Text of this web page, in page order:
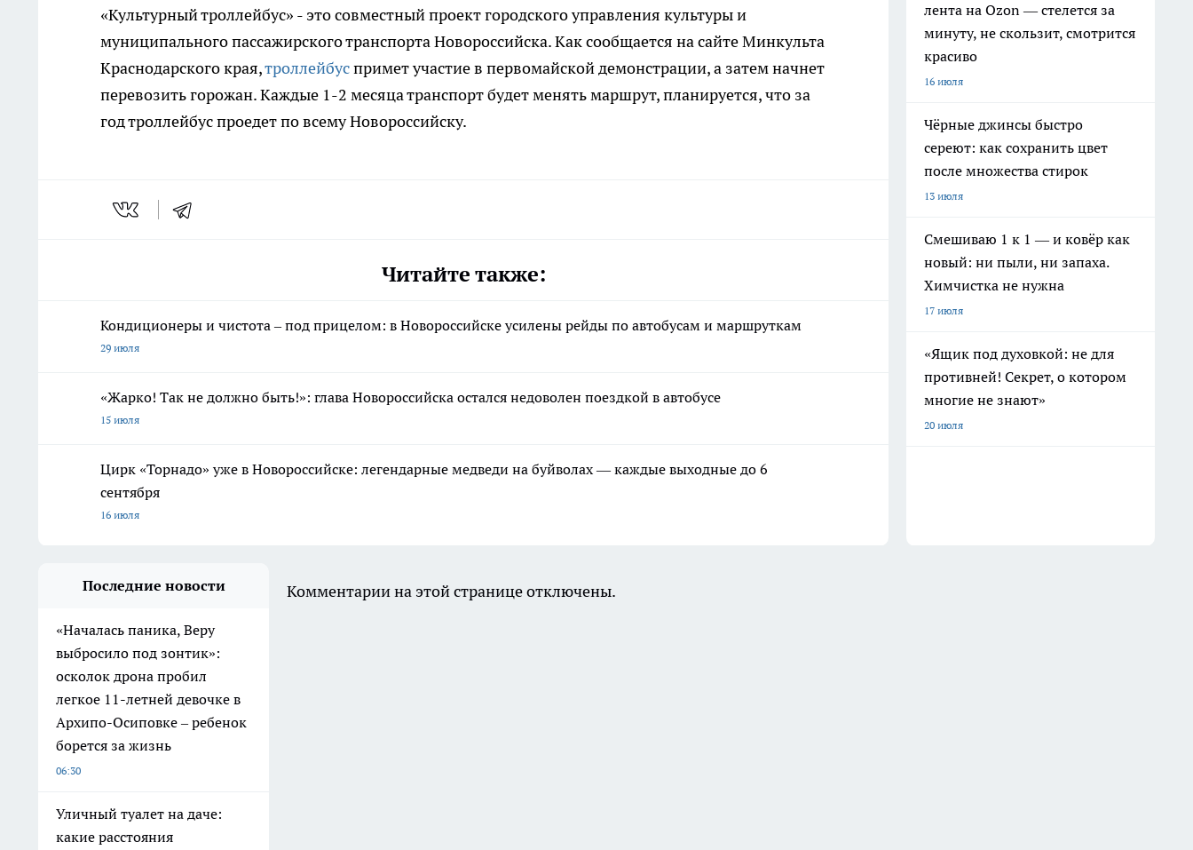
«Культурный троллейбус» - это совместный проект городского управления культуры и
муниципального пассажирского транспорта Новороссийска. Как сообщается на сайте Минкульта
Краснодарского края,троллейбуспримет участие в первомайской демонстрации, а затем начнет
перевозить горожан. Каждые 1-2 месяца транспорт будет менять маршрут, планируется, что за
год троллейбус проедет по всему Новороссийску.
Читайте также:
Кондиционеры и чистота – под прицелом: в Новороссийске усилены рейды по автобусам и маршруткам
29 июля
«Жарко! Так не должно быть!»: глава Новороссийска остался недоволен поездкой в автобусе
15 июля
Цирк «Торнадо» уже в Новороссийске: легендарные медведи на буйволах — каждые выходные до 6
сентября
16 июля
лента на Ozon — стелется за
минуту, не скользит, смотрится
красиво
16 июля
Чёрные джинсы быстро
сереют: как сохранить цвет
после множества стирок
13 июля
Смешиваю 1 к 1 — и ковёр как
новый: ни пыли, ни запаха.
Химчистка не нужна
17 июля
«Ящик под духовкой: не для
противней! Секрет, о котором
многие не знают»
20 июля
Последние новости
«Началась паника, Веру
выбросило под зонтик»:
осколок дрона пробил
легкое 11-летней девочке в
Архипо-Осиповке – ребенок
борется за жизнь
06:30
Уличный туалет на даче:
какие расстояния
Комментарии на этой странице отключены.